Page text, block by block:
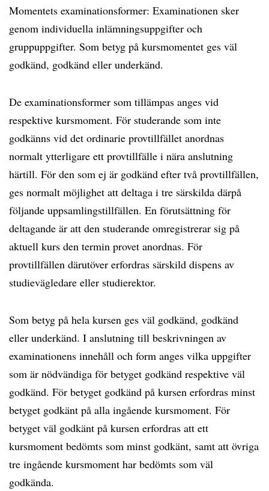
Momentets examinationsformer: Examinationen sker
genom individuella inlämningsuppgifter och
gruppuppgifter. Som betyg på kursmomentet ges väl
godkänd, godkänd eller underkänd.
De examinationsformer som tillämpas anges vid
respektive kursmoment. För studerande som inte
godkänns vid det ordinarie provtillfället anordnas
normalt ytterligare ett provtillfälle i nära anslutning
härtill. För den som ej är godkänd efter två provtillfällen,
ges normalt möjlighet att deltaga i tre särskilda därpå
följande uppsamlingstillfällen. En förutsättning för
deltagande är att den studerande omregistrerar sig på
aktuell kurs den termin provet anordnas. För
provtillfällen därutöver erfordras särskild dispens av
studievägledare eller studierektor.
Som betyg på hela kursen ges väl godkänd, godkänd
eller underkänd. I anslutning till beskrivningen av
examinationens innehåll och form anges vilka uppgifter
som är nödvändiga för betyget godkänd respektive väl
godkänd. För betyget godkänd på kursen erfordras minst
betyget godkänt på alla ingående kursmoment. För
betyget väl godkänt på kursen erfordras att ett
kursmoment bedömts som minst godkänt, samt att övriga
tre ingående kursmoment har bedömts som väl
godkända.